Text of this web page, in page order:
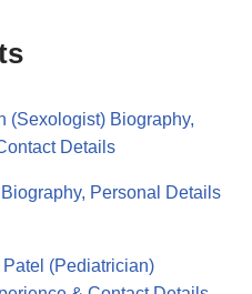
(Sexologist) Biography,
Details
Personal Details
Patel (Pediatrician)